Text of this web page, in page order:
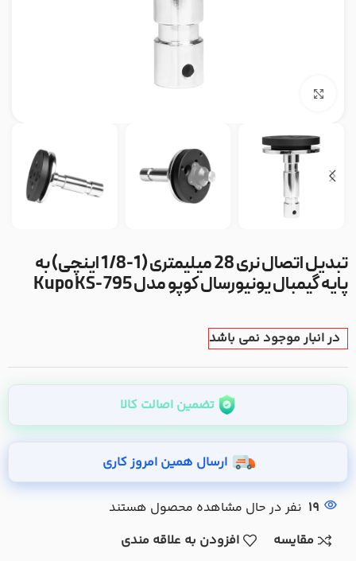
تبدیل اتصال نری 28 میلیمتری (1-1/8 اینچی) به
پایه گیمبال یونیورسال کوپو مدل Kupo KS-795
در انبار موجود نمی باشد
تضمین اصالت کالا
ارسال همین امروز کاری
19 نفر در حال مشاهده محصول هستند
مقایسه
افزودن به علاقه مندی